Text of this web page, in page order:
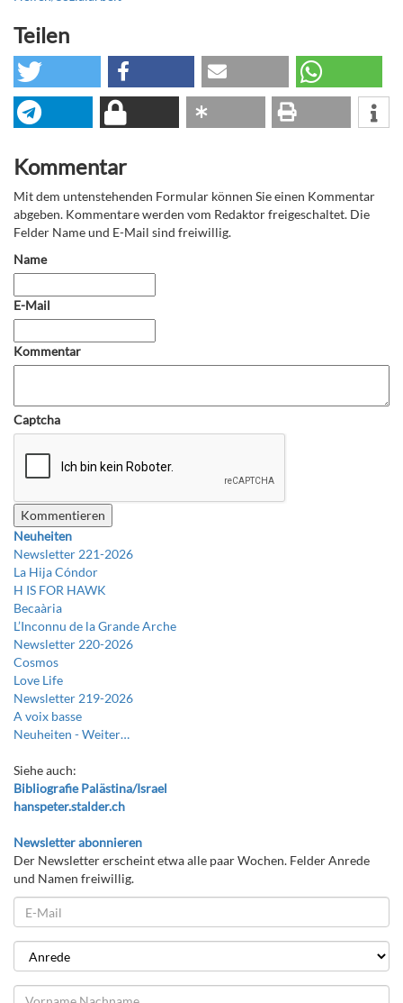
Teilen
Kommentar
Mit dem untenstehenden Formular können Sie einen Kommentar
abgeben. Kommentare werden vom Redaktor freigeschaltet. Die
Felder Name und E-Mail sind freiwillig.
Name
E-Mail
Kommentar
Captcha
Neuheiten
Newsletter 221-2026
La Hija Cóndor
H IS FOR HAWK
Becaària
L’Inconnu de la Grande Arche
Newsletter 220-2026
Cosmos
Love Life
Newsletter 219-2026
A voix basse
Neuheiten -Weiter…
Siehe auch:
Bibliografie Palästina/Israel
hanspeter.stalder.ch
Newsletter abonnieren
Der Newsletter erscheint etwa alle paar Wochen. Felder Anrede
und Namen freiwillig.